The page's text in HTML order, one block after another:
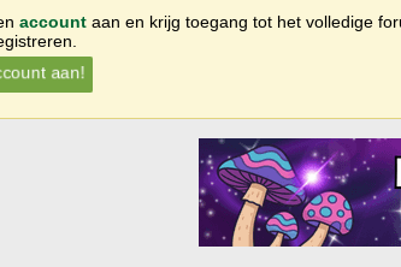
account aan en krijg toegang tot het volledige
aan!